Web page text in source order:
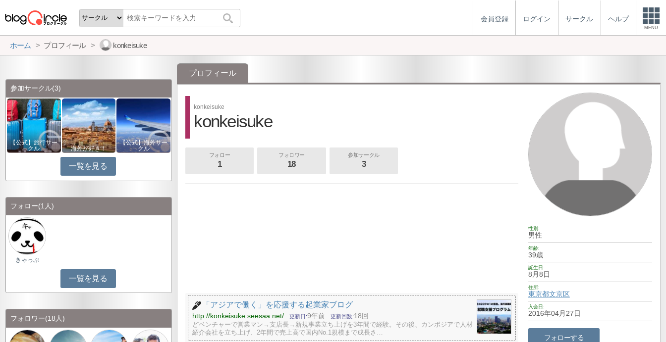
会員登録 ログイン サークル ヘルプ
MENU
ホーム プロフィール konkeisuke
プロフィール
konkeisuke
konkeisuke
フォロー
1
フォロワー
18
参加サークル
3
性別
男性
年齢
39歳
誕生日
8月8日
住所
東京都文京区
入会日
2016年04月27日
フォローする
「アジアで働く」を応援する起業家ブログ
http://konkeisuke.seesaa.net/ 更新日 9年前 更新回数 18回
どベンチャーで営業マン→支店長→新規事業立ち上げを3年間で経験。その後、カンボジアで人材
紹介会社を立ち上げ、2年間で売上高で国内No.1規模まで成長さ…
参加サークル(3)
【公式】旅行サー
クル
海外が好き！
【公式】海外サー
クル
一覧を見る
フォロー(1人)
きゃっぷ
一覧を見る
フォロワー(18人)